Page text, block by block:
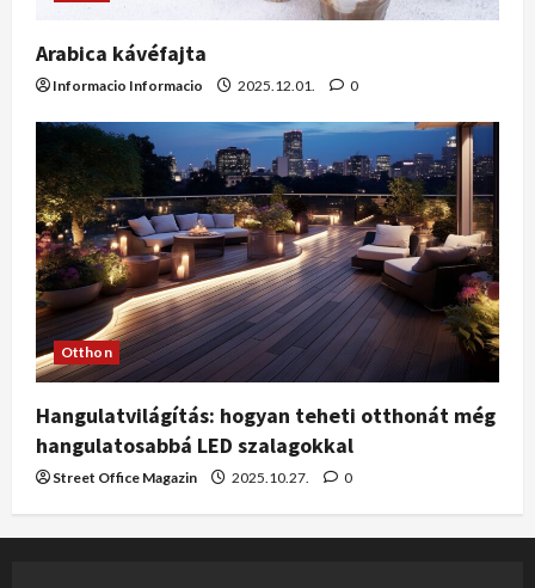
Arabica kávéfajta
Informacio Informacio 2025.12.01. 0
Otthon
Hangulatvilágítás: hogyan teheti otthonát még
hangulatosabbá LED szalagokkal
Street Office Magazin 2025.10.27. 0